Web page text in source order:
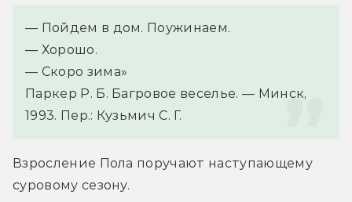
— Пойдем в дом. Поужинаем.
— Хорошо.
— Скоро зима»
Паркер Р. Б. Багровое веселье. — Минск,
1993. Пер.: Кузьмич С. Г.
Взросление Пола поручают наступающему
суровому сезону.